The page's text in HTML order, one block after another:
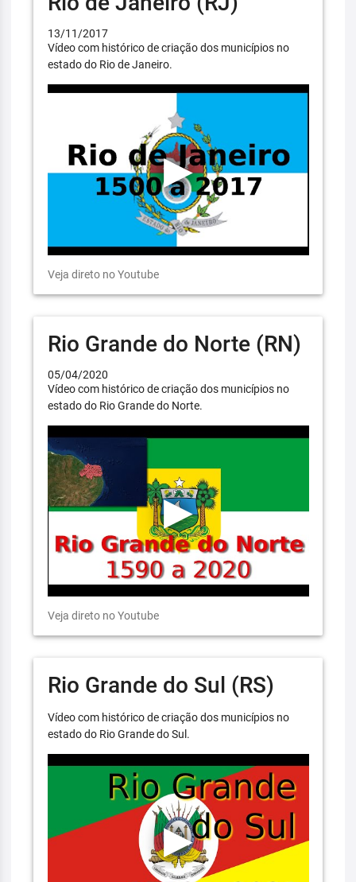
13/11/2017
Vídeo com histórico de criação dos municípios no
estado do Rio de Janeiro.
Veja direto no Youtube
Rio Grande do Norte (RN)
05/04/2020
Vídeo com histórico de criação dos municípios no
estado do Rio Grande do Norte.
Veja direto no Youtube
Rio Grande do Sul (RS)
Vídeo com histórico de criação dos municípios no
estado do Rio Grande do Sul.